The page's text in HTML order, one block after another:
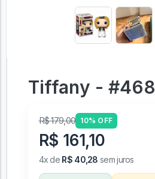
Tiffany - #468
R$ 179,00 10% OFF
R$ 161,10
4x de R$ 40,28 sem juros